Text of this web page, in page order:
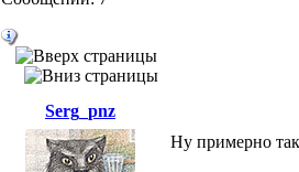
Serg_pnz
Ну примерно